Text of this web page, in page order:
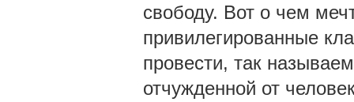
свободу. Вот о чем
привилегированные
провести, так
отчужденной от